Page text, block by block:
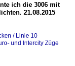
ich die 3006 mit
21.08.2015
/ Linie 10
und Intercity Züge